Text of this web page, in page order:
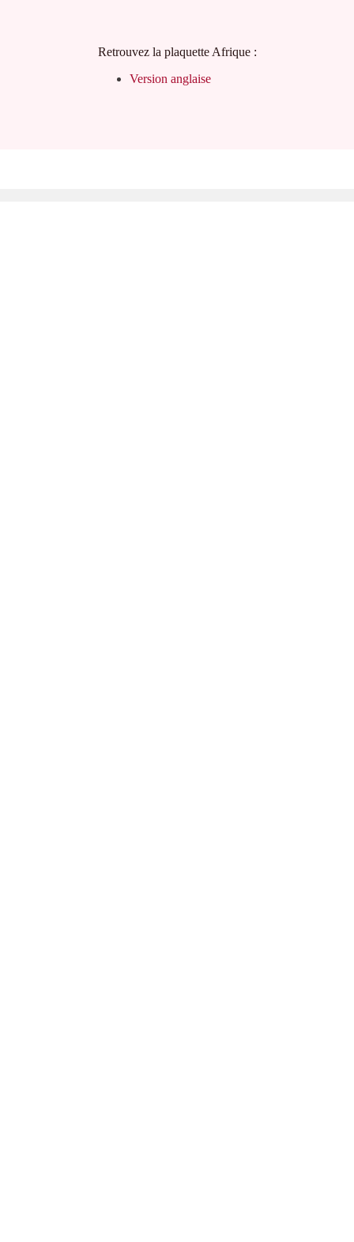
Retrouvez la plaquette Afrique :
Version anglaise